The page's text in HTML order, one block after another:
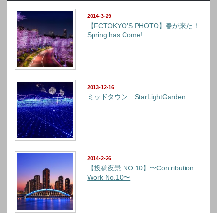
2014-3-29
【FCTOKYO’S PHOTO】春が来た！
Spring has Come!
2013-12-16
ミッドタウン StarLightGarden
2014-2-26
【投稿夜景 NO.10】〜Contribution
Work No.10〜